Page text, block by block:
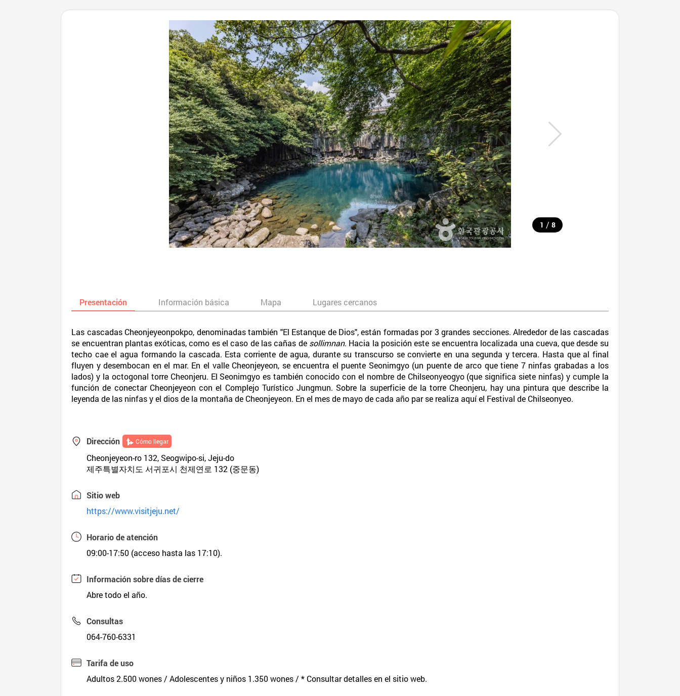
1 / 8
Presentación Información básica Mapa Lugares cercanos
Las cascadas Cheonjeyeonpokpo, denominadas también "El Estanque de Dios", están formadas por 3 grandes secciones. Alrededor de las cascadas
se encuentran plantas exóticas, como es el caso de las cañas de sollimnan. Hacia la posición este se encuentra localizada una cueva, que desde su
techo cae el agua formando la cascada. Esta corriente de agua, durante su transcurso se convierte en una segunda y tercera. Hasta que al final
fluyen y desembocan en el mar. En el valle Cheonjeyeon, se encuentra el puente Seonimgyo (un puente de arco que tiene 7 ninfas grabadas a los
lados) y la octogonal torre Cheonjeru. El Seonimgyo es también conocido con el nombre de Chilseonyeogyo (que significa siete ninfas) y cumple la
función de conectar Cheonjeyeon con el Complejo Turístico Jungmun. Sobre la superficie de la torre Cheonjeru, hay una pintura que describe la
leyenda de las ninfas y el dios de la montaña de Cheonjeyeon. En el mes de mayo de cada año par se realiza aquí el Festival de Chilseonyeo.
Dirección Cómo llegar
Cheonjeyeon-ro 132, Seogwipo-si, Jeju-do
제주특별자치도 서귀포시 천제연로 132 (중문동)
Sitio web
https://www.visitjeju.net/
Horario de atención
09:00-17:50 (acceso hasta las 17:10).
Información sobre días de cierre
Abre todo el año.
Consultas
064-760-6331
Tarifa de uso
Adultos 2.500 wones / Adolescentes y niños 1.350 wones / * Consultar detalles en el sitio web.